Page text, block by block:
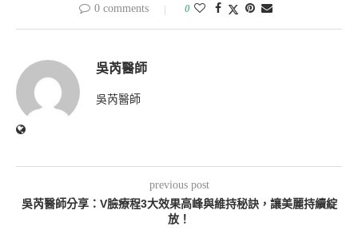
0 comments 0
吳芮醫師
吳芮醫師
previous post
吳芮醫師分享：V臉療程3大效果高峰與維持秘訣，讓美麗持續綻
放！